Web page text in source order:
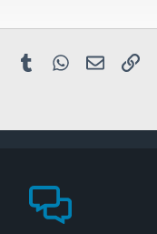
PinterestTumblr WhatsApp
E-posta